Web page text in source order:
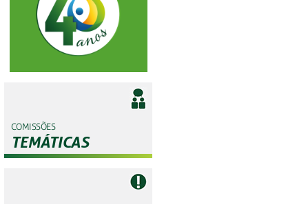
COMISSÕES
TEMÁTICAS